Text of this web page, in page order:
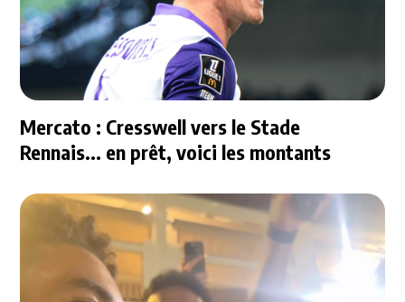
Mercato : Cresswell vers le Stade
Rennais... en prêt, voici les montants